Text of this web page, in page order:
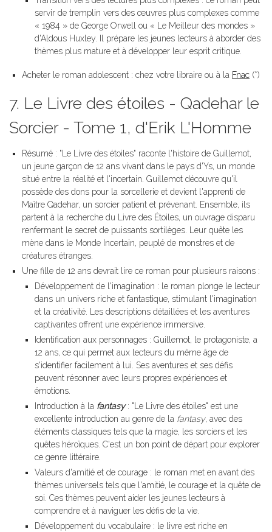
servir de tremplin vers des œuvres plus complexes comme
« 1984 » de George Orwell ou « Le Meilleur des mondes »
d'Aldous Huxley. Il prépare les jeunes lecteurs à aborder des
thèmes plus mature et à développer leur esprit critique.
Acheter le roman adolescent : chez votre libraire ou à la Fnac (*)
7. Le Livre des étoiles - Qadehar le
Sorcier - Tome 1, d'Erik L'Homme
Résumé : "Le Livre des étoiles" raconte l'histoire de Guillemot,
un jeune garçon de 12 ans vivant dans le pays d'Ys, un monde
situé entre la réalité et l'incertain. Guillemot découvre qu'il
possède des dons pour la sorcellerie et devient l'apprenti de
Maître Qadehar, un sorcier patient et prévenant. Ensemble, ils
partent à la recherche du Livre des Étoiles, un ouvrage disparu
renfermant le secret de puissants sortilèges. Leur quête les
mène dans le Monde Incertain, peuplé de monstres et de
créatures étranges.
Une fille de 12 ans devrait lire ce roman pour plusieurs raisons :
Développement de l'imagination : le roman plonge le lecteur
dans un univers riche et fantastique, stimulant l'imagination
et la créativité. Les descriptions détaillées et les aventures
captivantes offrent une expérience immersive.
Identification aux personnages : Guillemot, le protagoniste, a
12 ans, ce qui permet aux lecteurs du même âge de
s'identifier facilement à lui. Ses aventures et ses défis
peuvent résonner avec leurs propres expériences et
émotions.
Introduction à la fantasy: "Le Livre des étoiles" est une
excellente introduction au genre de la fantasy, avec des
éléments classiques tels que la magie, les sorciers et les
quêtes héroïques. C'est un bon point de départ pour explorer
ce genre littéraire.
Valeurs d'amitié et de courage : le roman met en avant des
thèmes universels tels que l'amitié, le courage et la quête de
soi. Ces thèmes peuvent aider les jeunes lecteurs à
comprendre et à naviguer les défis de la vie.
Développement du vocabulaire : le livre est riche en